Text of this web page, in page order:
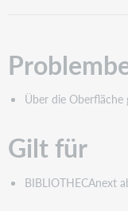
Über die Oberfläche
Gilt für
BIBLIOTHECAnext